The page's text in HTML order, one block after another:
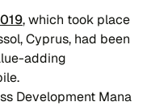
, which took place
Cyprus, had been
adding
Deve​lo​pment Ma​na​